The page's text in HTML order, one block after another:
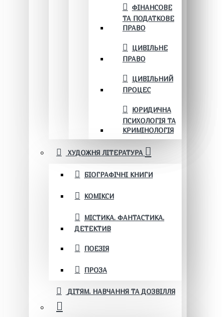
ФІНАНСОВЕ
ТА ПОДАТКОВЕ
ПРАВО
ЦИВІЛЬНЕ
ПРАВО
ЦИВІЛЬНИЙ
ПРОЦЕС
ЮРИДИЧНА
ПСИХОЛОГІЯ ТА
КРИМІНОЛОГІЯ
ХУДОЖНЯ ЛІТЕРАТУРА
БІОГРАФІЧНІ КНИГИ
КОМІКСИ
МІСТИКА. ФАНТАСТИКА.
ДЕТЕКТИВ
ПОЕЗІЯ
ПРОЗА
ДІТЯМ. НАВЧАННЯ ТА ДОЗВІЛЛЯ